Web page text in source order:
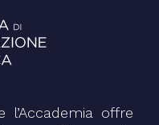
offre